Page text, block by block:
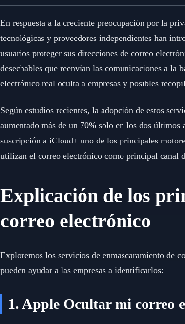
En respuesta a la creciente preocupación por la
tecnológicas y proveedores independientes han
usuarios proteger sus direcciones de correo
desechables que reenvían las comunicaciones a la
electrónico real oculta a empresas y posibles
Según estudios recientes, la adopción de estos
aumentado más de un 70% solo en los dos
suscripción a iCloud+ uno de los principales
utilizan el correo electrónico como principal canal
Explicación de los
correo electrónico
Exploremos los servicios de enmascaramiento de
pueden ayudar a las empresas a identificarlos:
1. Apple Ocultar mi correo